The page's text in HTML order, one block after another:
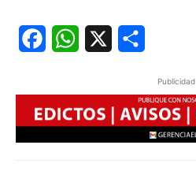
FacebookWhatsApp
Publicidad